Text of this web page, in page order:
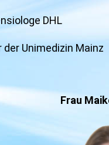
DHL
Unimedizin Mainz
Frau